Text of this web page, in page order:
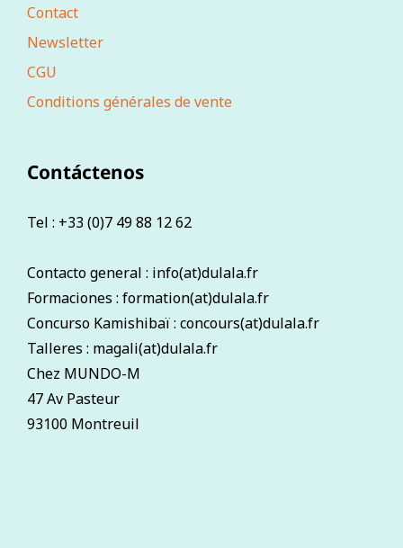
Contact
Newsletter
CGU
Conditions générales de vente
Contáctenos
Tel : +33 (0)7 49 88 12 62
Contacto general : info(at)dulala.fr
Formaciones : formation(at)dulala.fr
Concurso Kamishibaï : concours(at)dulala.fr
Talleres : magali(at)dulala.fr
Chez MUNDO-M
47 Av Pasteur
93100 Montreuil